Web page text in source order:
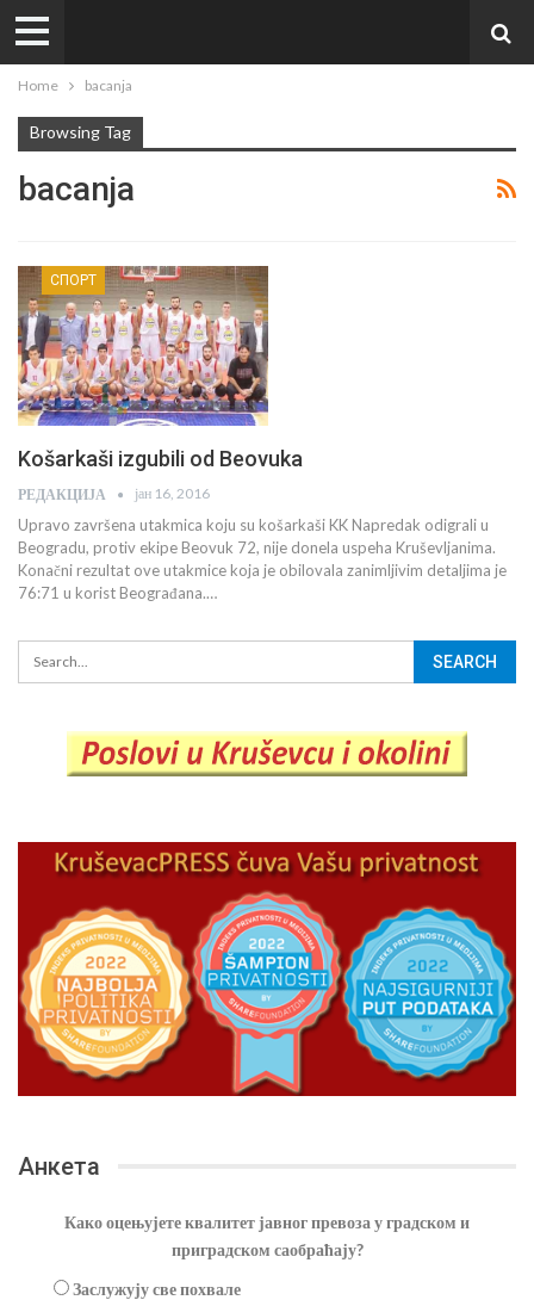
Home bacanja
Browsing Tag
bacanja
СПОРТ
Košarkaši izgubili od Beovuka
РЕДАКЦИЈА јан 16, 2016
Upravo završena utakmica koju su košarkaši KK Napredak odigrali u
Beogradu, protiv ekipe Beovuk 72, nije donela uspeha Kruševljanima.
Konačni rezultat ove utakmice koja je obilovala zanimljivim detaljima je
76:71 u korist Beograđana.…
Анкета
Како оцењујете квалитет јавног превоза у градском и
приградском саобраћају?
Заслужују све похвале